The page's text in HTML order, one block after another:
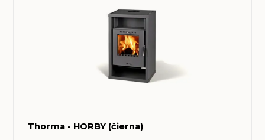
Thorma - HORBY (čierna)